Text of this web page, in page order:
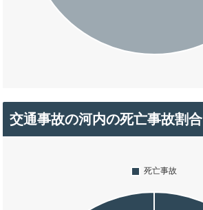
交通事故の河内の死亡事故割合